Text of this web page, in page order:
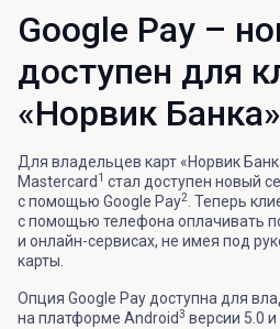
Google Pay –
доступен для
«Норвик Банка»
Для владельцев карт «Норвик
Mastercard 1 стал доступен новый
с помощью Google Pay2 . Теперь
с помощью телефона оплачивать
и онлайн-сервисах, не имея под
карты.
Опция Google Pay доступна для
на платформе Android3 версии 5.0